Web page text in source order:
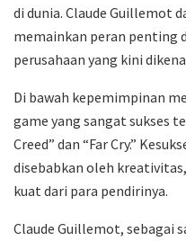
di dunia. Claude Guillemot
memainkan peran penting
perusahaan yang kini
Di bawah kepemimpinan
game yang sangat sukses
Creed” dan “Far Cry.”
disebabkan oleh
kuat dari para pendirinya.
Claude Guillemot, sebagai